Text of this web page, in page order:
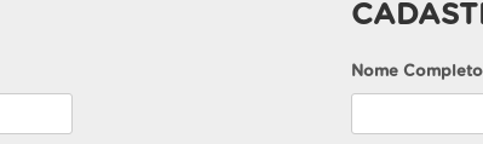
Nome